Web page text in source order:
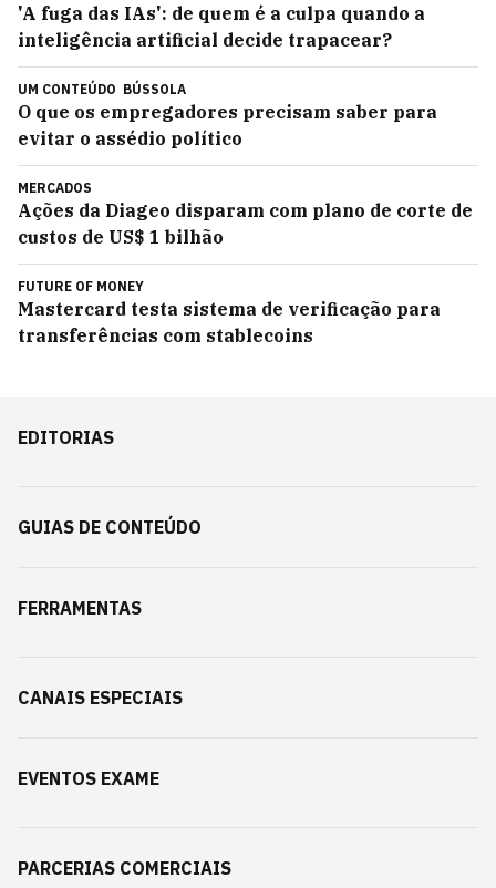
'A fuga das IAs': de quem é a culpa quando a
inteligência artificial decide trapacear?
UM CONTEÚDO BÚSSOLA
O que os empregadores precisam saber para
evitar o assédio político
MERCADOS
Ações da Diageo disparam com plano de corte de
custos de US$ 1 bilhão
FUTURE OF MONEY
Mastercard testa sistema de verificação para
transferências com stablecoins
EDITORIAS
GUIAS DE CONTEÚDO
FERRAMENTAS
CANAIS ESPECIAIS
EVENTOS EXAME
PARCERIAS COMERCIAIS